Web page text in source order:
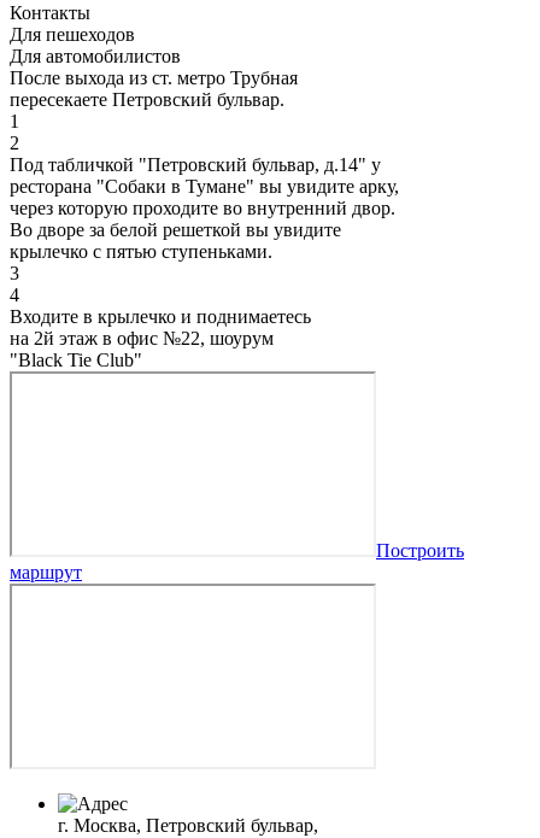
Контакты
Для пешеходов
Для автомобилистов
После выхода из ст. метро Трубная
пересекаете Петровский бульвар.
1
2
Под табличкой "Петровский бульвар, д.14" у
ресторана "Собаки в Тумане" вы увидите арку,
через которую проходите во внутренний двор.
Во дворе за белой решеткой вы увидите
крылечко с пятью ступеньками.
3
4
Входите в крылечко и поднимаетесь
на 2й этаж в офис №22, шоурум
"Black Tie Club"
Построить
маршрут
г. Москва, Петровский бульвар,